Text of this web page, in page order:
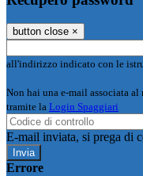
button close ×
all'indirizzo indicato con le
Non hai una e-mail associata
tramite la Login Spaggiari
E-mail inviata, si prega di
Errore